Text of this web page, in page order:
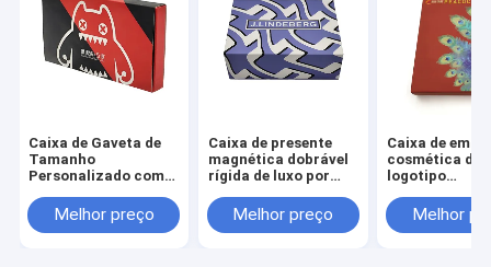
Caixa de Gaveta de
Tamanho
Personalizado com
Fosca e Relevo para
Embalagem de
Melhor preço
Caixa de presente
magnética dobrável
rígida de luxo por
de amostra de 3 a 7
dias e tamanho
Melhor preço
Caixa de
cosmética de
logotipo
tamanho
personalizado
Melhor